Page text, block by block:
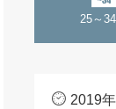
25～
2019